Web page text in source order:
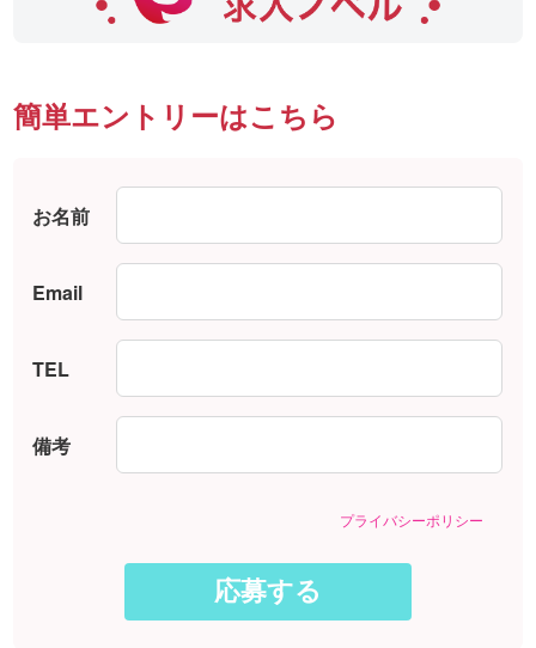
簡単エントリーはこちら
お名前
Email
TEL
備考
プライバシーポリシー